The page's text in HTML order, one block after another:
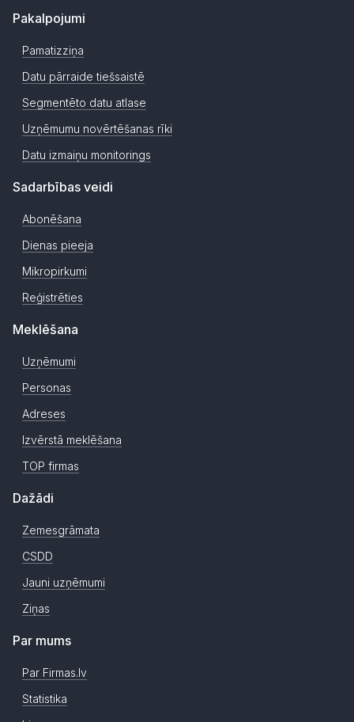
Pakalpojumi
Pamatizziņa
Datu pārraide tiešsaistē
Segmentēto datu atlase
Uzņēmumu novērtēšanas rīki
Datu izmaiņu monitorings
Sadarbības veidi
Abonēšana
Dienas pieeja
Mikropirkumi
Reģistrēties
Meklēšana
Uzņēmumi
Personas
Adreses
Izvērstā meklēšana
TOP firmas
Dažādi
Zemesgrāmata
CSDD
Jauni uzņēmumi
Ziņas
Par mums
Par Firmas.lv
Statistika